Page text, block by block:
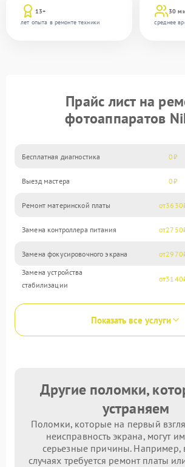
13+
лет опыта в ремонте техники
30
среднее
Прайс лист на
фотоаппаратов
Бесплатная диагностика 0
Выезд мастера 0
Ремонт материнской платы 3630
Замена контроллера питания 2750
Замена фокусировочного экрана 2970
Замена устройства
стабилизации
3140
Показать все услуги
Другие поломки,
устраняем
Поломки, которые на первый
неисправность экрана, могут
серьезные причины. Например,
случаях требуется ремонт платы